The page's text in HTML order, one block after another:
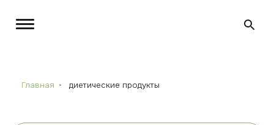
Главная диетические продукты